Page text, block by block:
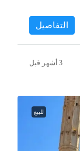
التفاصيل
للبيع